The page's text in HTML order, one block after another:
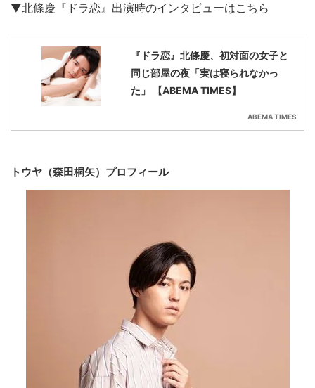
▼北條慶『ドラ恋』出演時のインタビューはこちら
『ドラ恋』北條慶、初対面の女子と
同じ部屋の夜「実は寝られなかっ
た」 【ABEMA TIMES】
ABEMA TIMES
トウヤ（森田桐矢）プロフィール